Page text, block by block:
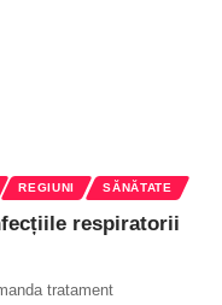
REGIUNI SĂNĂTATE
respiratorii
tratament